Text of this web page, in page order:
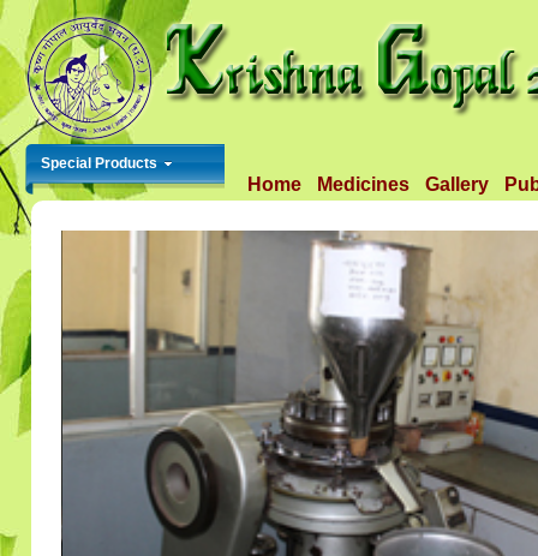
Home Medicines Gallery
Special Products